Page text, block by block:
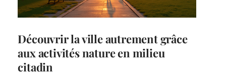
Découvrir la ville autrement grâce
aux activités nature en milieu
citadin